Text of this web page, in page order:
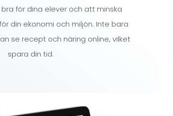
för dina elever och att minska
din ekonomi och miljön. Inte bara
se recept och näring online, vilket
spara din tid.